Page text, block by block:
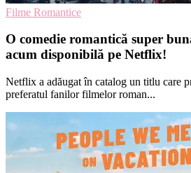
Filme Romantice
O comedie romantică super
acum disponibilă pe Netflix!
Netflix a adăugat în catalog un titlu care
preferatul fanilor filmelor roman...